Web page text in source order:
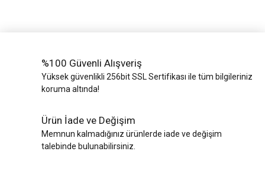
%100 Güvenli Alışveriş
Yüksek güvenlikli 256bit SSL Sertifikası ile tüm bilgileriniz
koruma altında!
Ürün İade ve Değişim
Memnun kalmadığınız ürünlerde iade ve değişim
talebinde bulunabilirsiniz.